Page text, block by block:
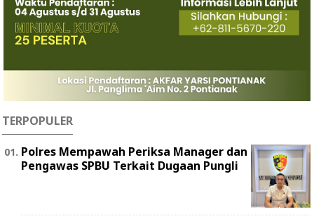
TERPOPULER
Polres Mempawah Periksa Manager dan
Pengawas SPBU Terkait Dugaan Pungli